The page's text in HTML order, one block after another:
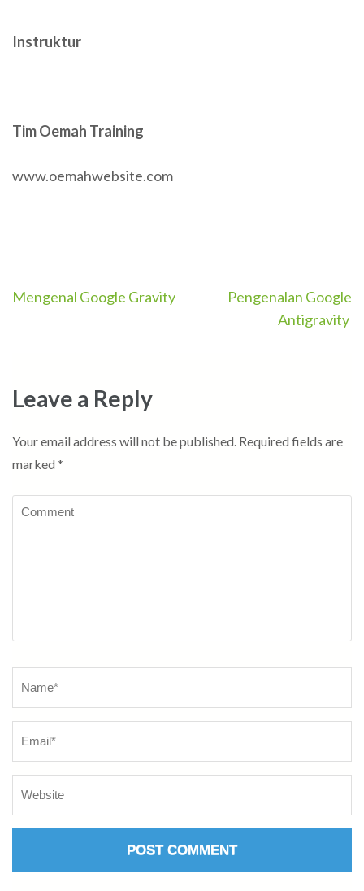
Instruktur
Tim Oemah Training
www.oemahwebsite.com
Post
Mengenal Google Gravity
Pengenalan Google
Antigravity
Leave a Reply
Your email address will not be published. Required fields are
marked *